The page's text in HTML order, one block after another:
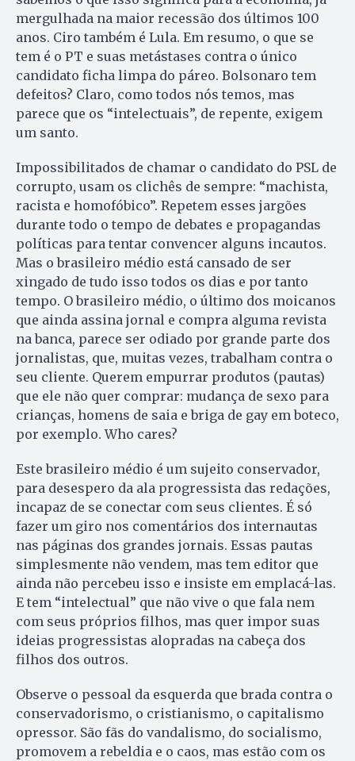
mergulhada na maior recessão dos últimos 100
anos. Ciro também é Lula. Em resumo, o que se
tem é o PT e suas metástases contra o único
candidato ficha limpa do páreo. Bolsonaro tem
defeitos? Claro, como todos nós temos, mas
parece que os “intelectuais”, de repente, exigem
um santo.
Impossibilitados de chamar o candidato do PSL de
corrupto, usam os clichês de sempre: “machista,
racista e homofóbico”. Repetem esses jargões
durante todo o tempo de debates e propagandas
políticas para tentar convencer alguns incautos.
Mas o brasileiro médio está cansado de ser
xingado de tudo isso todos os dias e por tanto
tempo. O brasileiro médio, o último dos moicanos
que ainda assina jornal e compra alguma revista
na banca, parece ser odiado por grande parte dos
jornalistas, que, muitas vezes, trabalham contra o
seu cliente. Querem empurrar produtos (pautas)
que ele não quer comprar: mudança de sexo para
crianças, homens de saia e briga de gay em boteco,
por exemplo. Who cares?
Este brasileiro médio é um sujeito conservador,
para desespero da ala progressista das redações,
incapaz de se conectar com seus clientes. É só
fazer um giro nos comentários dos internautas
nas páginas dos grandes jornais. Essas pautas
simplesmente não vendem, mas tem editor que
ainda não percebeu isso e insiste em emplacá-las.
E tem “intelectual” que não vive o que fala nem
com seus próprios filhos, mas quer impor suas
ideias progressistas alopradas na cabeça dos
filhos dos outros.
Observe o pessoal da esquerda que brada contra o
conservadorismo, o cristianismo, o capitalismo
opressor. São fãs do vandalismo, do socialismo,
promovem a rebeldia e o caos, mas estão com os